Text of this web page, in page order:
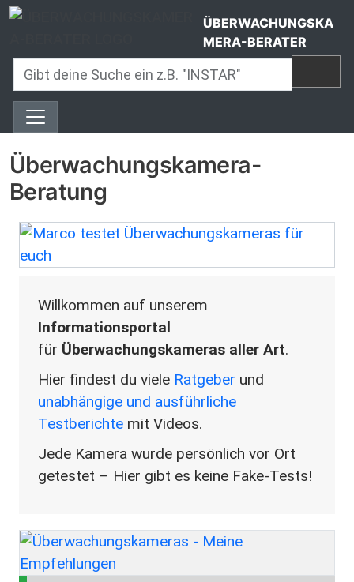
Direkt zum Inhalt
ÜBERWACHUNGSKA
MERA-BERATER
Überwachungskamera-
Beratung
Bild
Willkommen auf unserem
Informationsportal
für Überwachungskameras aller Art.
Hier findest du viele Ratgeber und
unabhängige und ausführliche
Testberichte mit Videos.
Jede Kamera wurde persönlich vor Ort
getestet – Hier gibt es keine Fake-Tests!
Bild